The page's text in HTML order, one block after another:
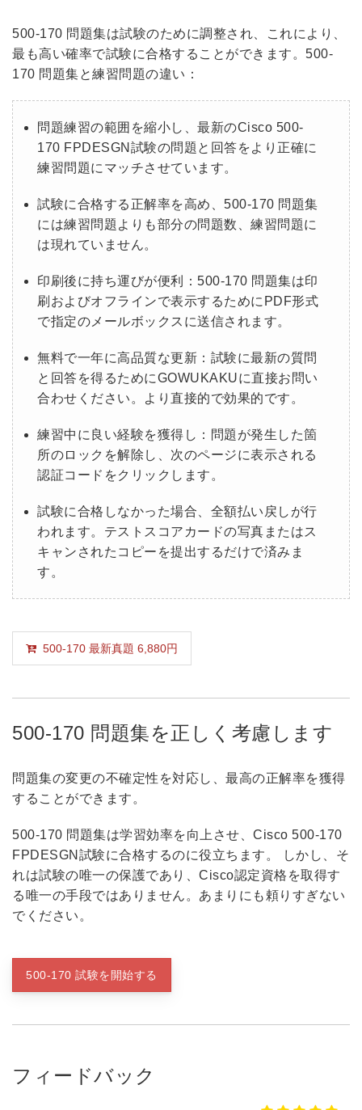
500-170 問題集は試験のために調整され、これにより、
最も高い確率で試験に合格することができます。500-
170 問題集と練習問題の違い：
問題練習の範囲を縮小し、最新のCisco 500-
170 FPDESGN試験の問題と回答をより正確に
練習問題にマッチさせています。
試験に合格する正解率を高め、500-170 問題集
には練習問題よりも部分の問題数、練習問題に
は現れていません。
印刷後に持ち運びが便利：500-170 問題集は印
刷およびオフラインで表示するためにPDF形式
で指定のメールボックスに送信されます。
無料で一年に高品質な更新：試験に最新の質問
と回答を得るためにGOWUKAKUに直接お問い
合わせください。より直接的で効果的です。
練習中に良い経験を獲得し：問題が発生した箇
所のロックを解除し、次のページに表示される
認証コードをクリックします。
試験に合格しなかった場合、全額払い戻しが行
われます。テストスコアカードの写真またはス
キャンされたコピーを提出するだけで済みま
す。
500-170 最新真題 6,880円
500-170 問題集を正しく考慮します
問題集の変更の不確定性を対応し、最高の正解率を獲得
することができます。
500-170 問題集は学習効率を向上させ、Cisco 500-170
FPDESGN試験に合格するのに役立ちます。 しかし、そ
れは試験の唯一の保護であり、Cisco認定資格を取得す
る唯一の手段ではありません。あまりにも頼りすぎない
でください。
500-170 試験を開始する
フィードバック